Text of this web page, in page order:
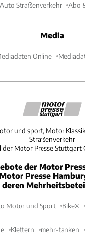
Auto Straßenverkehr Abo
Media
Online
und sport, Motor
Straßenverkehr
der Motor Presse Stuttgart
der Motor
Presse
deren
Motor und Sport BikeX
Klettern mehr-tanken